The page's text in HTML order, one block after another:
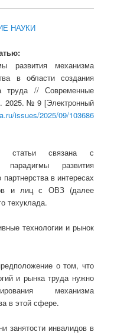
НАУКИ
развития механизма
в области создания
труда // Современные
2025. № 9 [Электронный
issues/2025/09/103686
статьи связана с
парадигмы развития
в интересах
и лиц с ОВЗ (далее
техуклада.
технологии и рынок
о том, что
и рынка труда нужно
механизма
в этой сфере.
занятости инвалидов в